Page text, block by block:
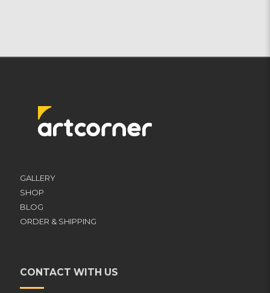
GALLERY
SHOP
BLOG
ORDER & SHIPPING
CONTACT WITH US